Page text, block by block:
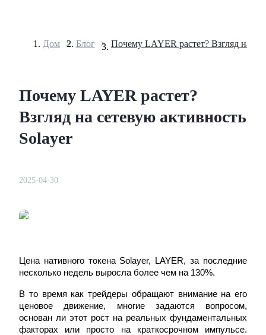
Дом > Блог >
Почему LAYER растет?
Взгляд на сетевую активность
Solayer
2025-04-30
Цена нативного токена Solayer, LAYER, за последние
несколько недель выросла более чем на 130%.
В то время как трейдеры обращают внимание на его
ценовое движение, многие задаются вопросом,
основан ли этот рост на реальных фундаментальных
факторах или просто на краткосрочном импульсе.